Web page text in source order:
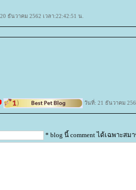
ธันวาคม 2562 เวลา:22:42:51 น.
วันที่: 21 ธันวาคม
* blog นี้ comment ได้เฉพาะสม